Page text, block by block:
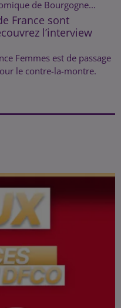
de Bourgogne...
France sont
l’interview
Femmes est de passage
le contre-la-montre.